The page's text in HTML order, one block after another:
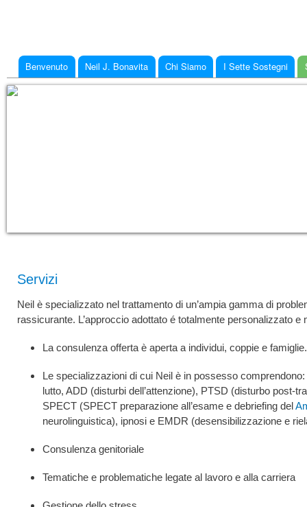
Benvenuto Neil J. Bonavita Chi Siamo I Sette Sostegni
Servizi
Neil è specializzato nel trattamento di un’ampia gamma di
rassicurante. L’approccio adottato é totalmente personalizzato
La consulenza offerta è aperta a individui, coppie e famiglie.
Le specializzazioni di cui Neil è in possesso
lutto, ADD (disturbi dell’attenzione), PTSD (disturbo post-
SPECT (SPECT preparazione all’esame e debriefing del
neurolinguistica), ipnosi e EMDR (desensibilizzazione e
Consulenza genitoriale
Tematiche e problematiche legate al lavoro e alla carriera